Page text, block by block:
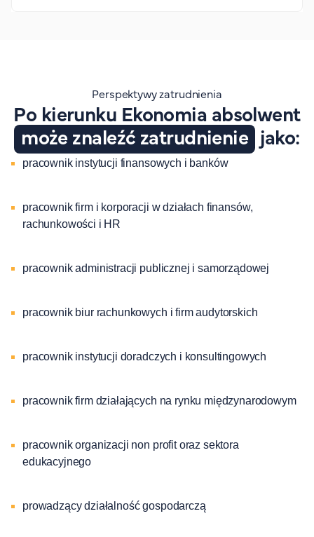
Perspektywy zatrudnienia
Po kierunku Ekonomia absolwent
może znaleźć zatrudnienie jako:
pracownik instytucji finansowych i banków
pracownik firm i korporacji w działach finansów,
rachunkowości i HR
pracownik administracji publicznej i samorządowej
pracownik biur rachunkowych i firm audytorskich
pracownik instytucji doradczych i konsultingowych
pracownik firm działających na rynku międzynarodowym
pracownik organizacji non profit oraz sektora
edukacyjnego
prowadzący działalność gospodarczą